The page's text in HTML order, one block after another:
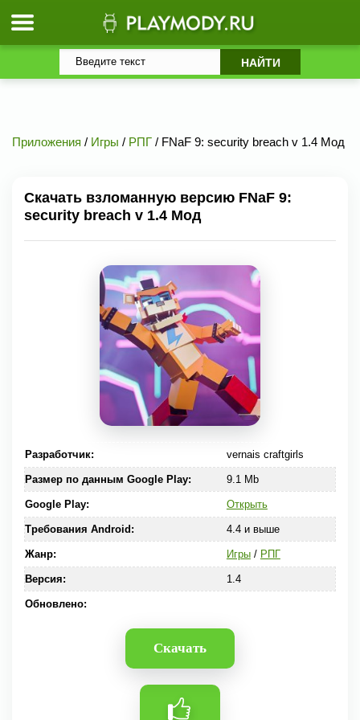
Приложения / Игры / РПГ / FNaF 9: security breach v 1.4 Мод
Скачать взломанную версию FNaF 9:
security breach v 1.4 Мод
Разработчик: vernais craftgirls
Размер по данным Google Play: 9.1 Mb
Google Play: Открыть
Требования Android: 4.4 и выше
Жанр: Игры/ РПГ
Версия: 1.4
Обновлено:
Скачать